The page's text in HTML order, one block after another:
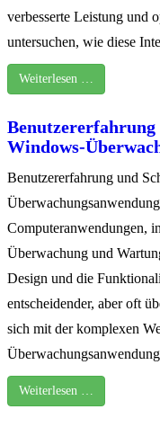
verbesserte Leistung und
untersuchen, wie diese
Weiterlesen …
Windows-
Benutzererfahrung und
Computeranwendungen,
Überwachung und
Design und die
entscheidender, aber oft
sich mit der komplexen
Weiterlesen …